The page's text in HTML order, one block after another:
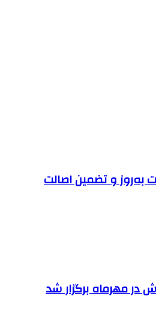
به‌روز و تضمین اصالت
مهرماه برگزار شد